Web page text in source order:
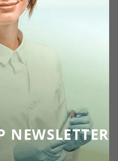
NEWSLETTER